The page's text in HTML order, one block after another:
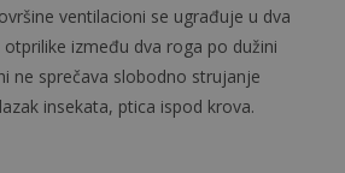
ventilacioni se ugrađuje u dva
između dva roga po dužini
ne sprečava slobodno strujanje
insekata, ptica ispod krova.